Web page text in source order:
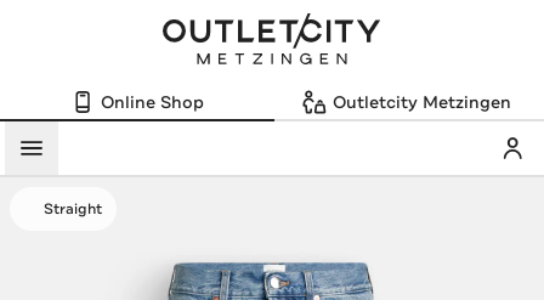
Online Shop Outletcity Metzingen
Menü
Straight